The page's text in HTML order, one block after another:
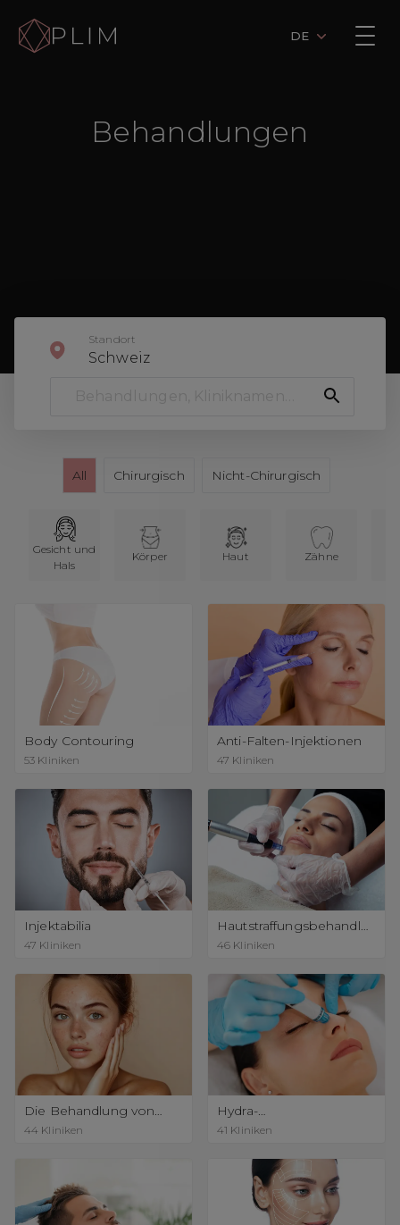
DE
Behandlungen
Standort
Schweiz
All Chirurgisch Nicht-Chirurgisch
Gesicht und
Hals
Körper Haut Zähne
Body Contouring
53 Kliniken
Anti-Falten-Injektionen
47 Kliniken
Injektabilia
47 Kliniken
Hautstraffungsbehandlu
ngen
46 Kliniken
Die Behandlung von
Aknenarben
44 Kliniken
Hydra-
Gesichtsbehandlung
41 Kliniken